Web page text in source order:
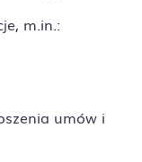
m.in.:
umów i